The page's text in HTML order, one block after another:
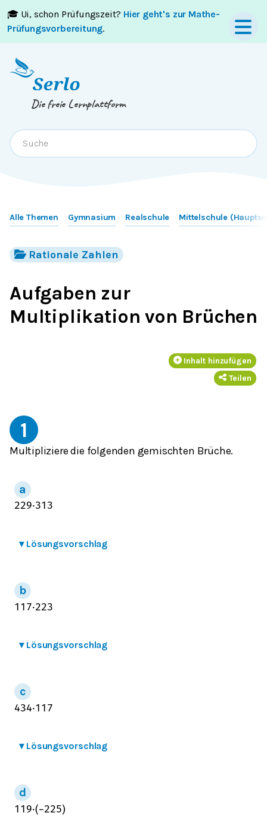
🎓 Ui, schon Prüfungszeit? Hier geht's zur Mathe-
Prüfungsvorbereitung.
Springe zumInhaltoderFooter
Die freie Lernplattform
Alle Themen Gymnasium Realschule Mittelschule
Rationale Zahlen
Aufgaben zur
Multiplikation von Brüchen
Inhalt hinzufügen
Teilen
1
Multipliziere die folgenden gemischten Brüche.
229⋅31 3
▾ Lösungsvorschlag
1 1 7⋅223
▾ Lösungsvorschlag
434⋅1 1 7
▾ Lösungsvorschlag
1 1 9⋅(−225)